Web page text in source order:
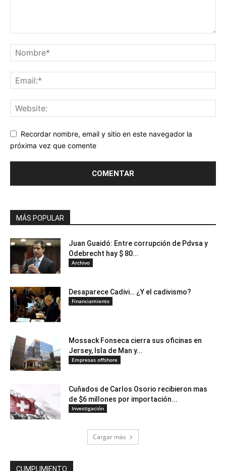
Recordar nombre, email y sitio en este navegador la
próxima vez que comente
MÁS POPULAR
Juan Guaidó: Entre corrupción de Pdvsa y
Odebrecht hay $ 80...
Archivo
Desaparece Cadivi… ¿Y el cadivismo?
Financiamiento
Mossack Fonseca cierra sus oficinas en
Jersey, Isla de Man y...
Empresas offshore
Cuñados de Carlos Osorio recibieron mas
de $6 millones por importación...
Investigación
Cargar más
CUMPLIMIENTO